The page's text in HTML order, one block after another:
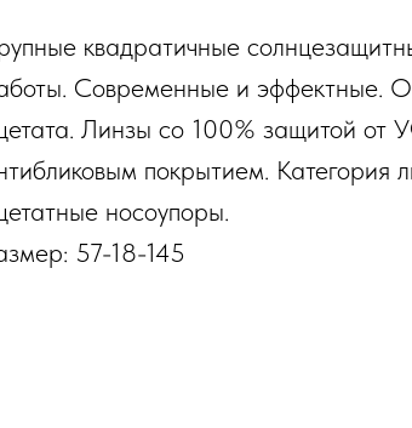
квадратичные
Современные и эффектные.
Линзы со 100% защитой от
покрытием. Категория
носоупоры.
57-18-145